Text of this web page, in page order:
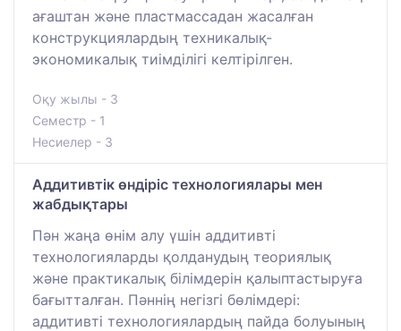
ағаштан және пластмассадан жасалған
конструкциялардың техникалық-
экономикалық тиімділігі келтірілген.
Оқу жылы - 3
Семестр - 1
Несиелер - 3
Аддитивтік өндіріс технологиялары мен
жабдықтары
Пән жаңа өнім алу үшін аддитивті
технологияларды қолданудың теориялық
және практикалық білімдерін қалыптастыруға
бағытталған. Пәннің негізгі бөлімдері:
аддитивті технологиялардың пайда болуының